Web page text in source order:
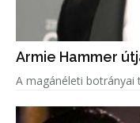
Armie Hammer
A magánéleti botrányai